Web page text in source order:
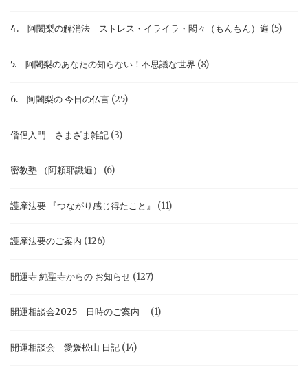
4. 阿闍梨の解消法 ストレス・イライラ・悶々（もんもん）遍 (5)
5. 阿闍梨のあなたの知らない！不思議な世界 (8)
6. 阿闍梨の 今日の仏言 (25)
僧侶入門 さまざま雑記 (3)
密教塾 （阿頼耶識遍） (6)
護摩法要 『つながり感じ得たこと』 (11)
護摩法要のご案内 (126)
開運寺 純聖寺からの お知らせ (127)
開運相談会2025 日時のご案内 (1)
開運相談会 愛媛松山 日記 (14)